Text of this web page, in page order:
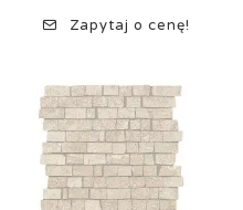
Zapytaj o cenę!